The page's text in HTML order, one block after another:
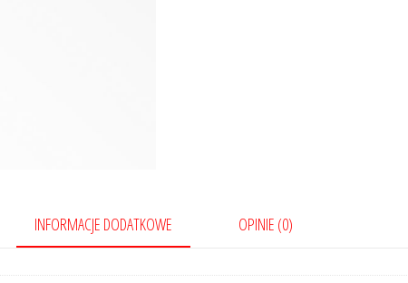
INFORMACJE DODATKOWE OPINIE (0)